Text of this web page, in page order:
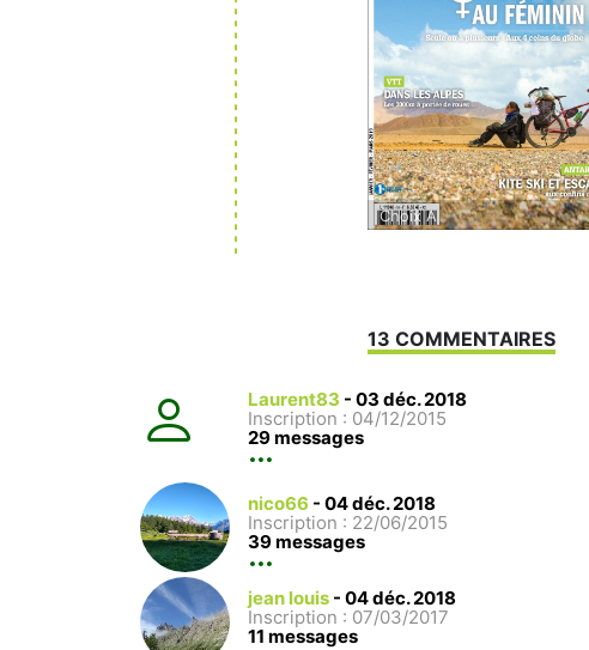
Choix A
13 COMMENTAIRES
Laurent83 - 03 déc. 2018
Inscription : 04/12/2015
29 messages
nico66 - 04 déc. 2018
Inscription : 22/06/2015
39 messages
jean louis - 04 déc. 2018
Inscription : 07/03/2017
11 messages